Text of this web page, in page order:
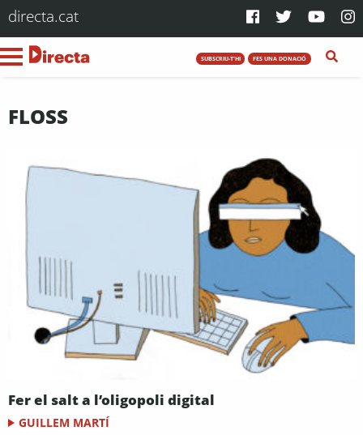
directa.cat
SUBSCRIU-T'HI FES UNA DONACIÓ
FLOSS
Fer el salt a l’oligopoli digital
GUILLEM MARTÍ